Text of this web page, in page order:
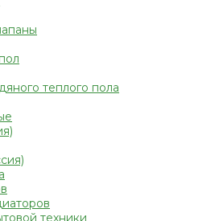
теплого пола
техники